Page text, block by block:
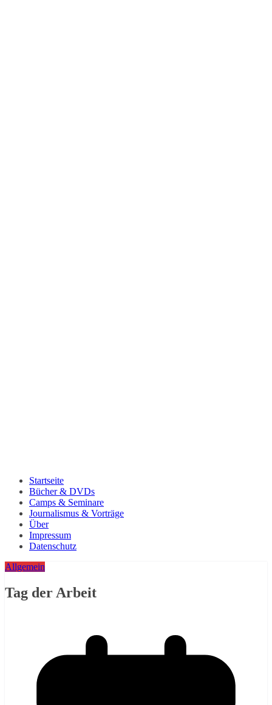
Startseite
Bücher & DVDs
Camps & Seminare
Journalismus & Vorträge
Über
Impressum
Datenschutz
Allgemein
Tag der Arbeit